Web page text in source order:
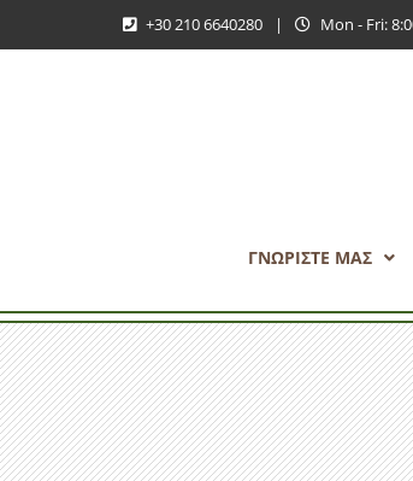
+30 210 6640280 | Mon - Fri:
ΓΝΩΡΊΣΤΕ ΜΑΣ